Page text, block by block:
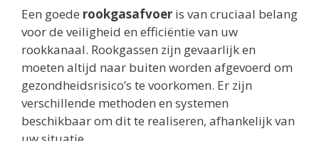
Een goede rookgasafvoer is van cruciaal belang
voor de veiligheid en efficiëntie van uw
rookkanaal. Rookgassen zijn gevaarlijk en
moeten altijd naar buiten worden afgevoerd om
gezondheidsrisico’s te voorkomen. Er zijn
verschillende methoden en systemen
beschikbaar om dit te realiseren, afhankelijk van